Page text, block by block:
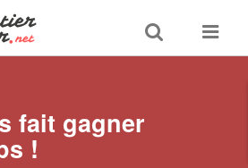
Toggle
search
Toggle
fait gagner
!